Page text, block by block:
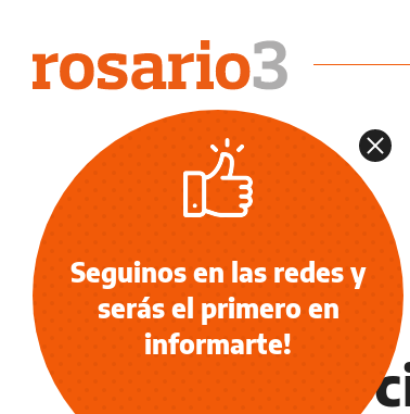
POLICIALES
Seguinos en las redes y
serás el primero en
informarte!